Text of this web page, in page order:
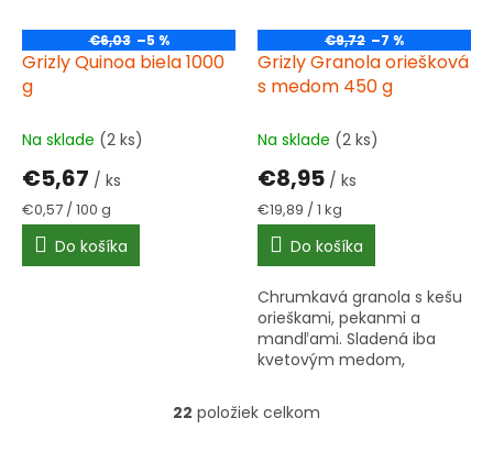
€6,03 –5 %
Grizly Quinoa biela 1000
g
Na sklade (2 ks)
€5,67 / ks
Jednotková
cena:
€0,57 / 100 g
Do košíka
€9,72 –7 %
Grizly Granola oriešková
s medom 450 g
Na sklade (2 ks)
€8,95 / ks
Jednotková
cena:
€19,89 / 1 kg
Do košíka
Chrumkavá granola s kešu
orieškami, pekanmi a
mandľami. Sladená iba
kvetovým medom,
ovsené vločky. Praktické
balenie so zipsom.
O
22 položiek celkom